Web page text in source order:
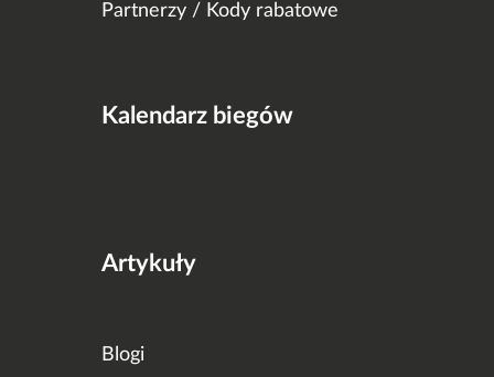
Partnerzy / Kody rabatowe
Kalendarz biegów
Artykuły
Blogi